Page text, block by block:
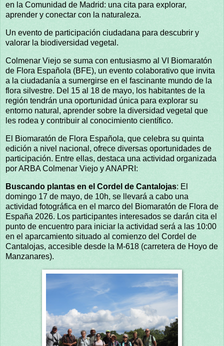
en la Comunidad de Madrid: una cita para explorar,
aprender y conectar con la naturaleza.
Un evento de participación ciudadana para descubrir y
valorar la biodiversidad vegetal.
Colmenar Viejo se suma con entusiasmo al VI Biomaratón
de Flora Española (BFE), un evento colaborativo que invita
a la ciudadanía a sumergirse en el fascinante mundo de la
flora silvestre. Del 15 al 18 de mayo, los habitantes de la
región tendrán una oportunidad única para explorar su
entorno natural, aprender sobre la diversidad vegetal que
les rodea y contribuir al conocimiento científico.
El Biomaratón de Flora Española, que celebra su quinta
edición a nivel nacional, ofrece diversas oportunidades de
participación. Entre ellas, destaca una actividad organizada
por ARBA Colmenar Viejo y ANAPRI:
Buscando plantas en el Cordel de Cantalojas: El
domingo 17 de mayo, de 10h, se llevará a cabo una
actividad fotográfica en el marco del Biomaratón de Flora de
España 2026. Los participantes interesados se darán cita el
punto de encuentro para iniciar la actividad será a las 10:00
en el aparcamiento situado al comienzo del Cordel de
Cantalojas, accesible desde la M-618 (carretera de Hoyo de
Manzanares).